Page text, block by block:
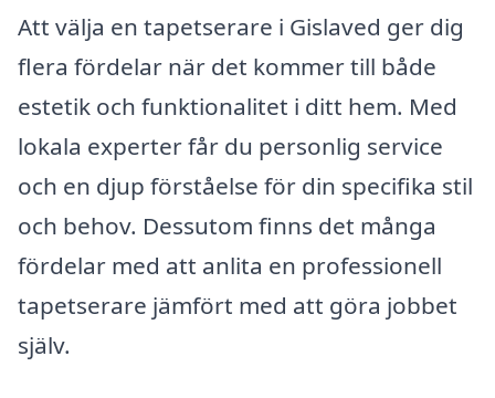
Att välja en tapetserare i Gislaved ger dig
flera fördelar när det kommer till både
estetik och funktionalitet i ditt hem. Med
lokala experter får du personlig service
och en djup förståelse för din specifika stil
och behov. Dessutom finns det många
fördelar med att anlita en professionell
tapetserare jämfört med att göra jobbet
själv.